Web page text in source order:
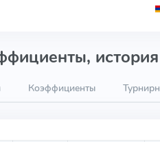
Коэффициенты